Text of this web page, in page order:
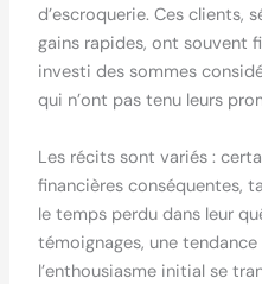
d’escroquerie. Ces clients,
gains rapides, ont souvent
investi des sommes
qui n’ont pas tenu leurs
Les récits sont variés :
financières conséquentes,
le temps perdu dans leur
témoignages, une tendance
l’enthousiasme initial se